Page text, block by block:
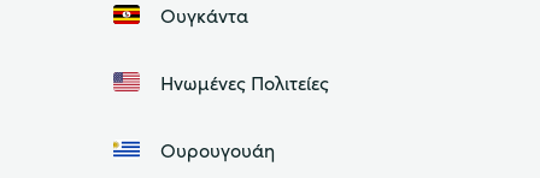
Ουγκάντα
Ηνωμένες Πολιτείες
Ουρουγουάη